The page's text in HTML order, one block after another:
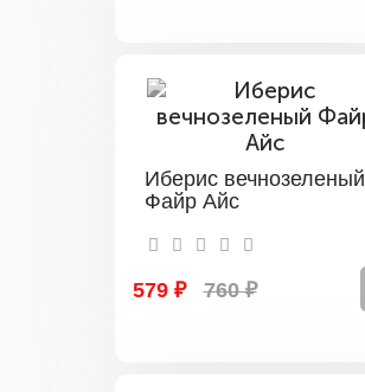
Иберис вечнозеленый
Файр Айс
579 ₽ 760 ₽